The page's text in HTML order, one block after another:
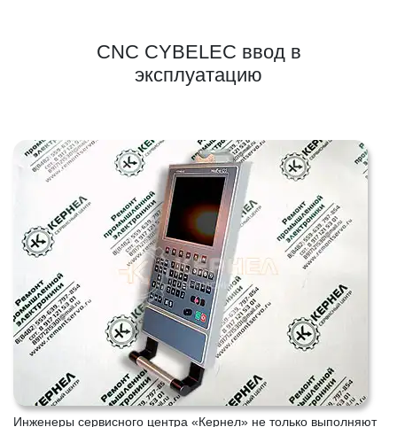
CNC CYBELEC ввод в
эксплуатацию
Инженеры сервисного центра «Кернел» не только выполняют